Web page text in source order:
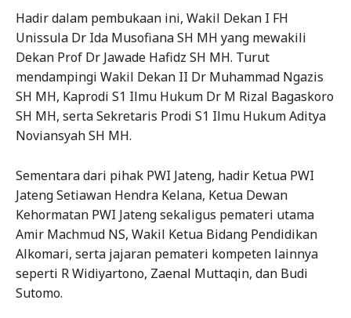
Hadir dalam pembukaan ini, Wakil Dekan I FH
Unissula Dr Ida Musofiana SH MH yang mewakili
Dekan Prof Dr Jawade Hafidz SH MH. Turut
mendampingi Wakil Dekan II Dr Muhammad Ngazis
SH MH, Kaprodi S1 Ilmu Hukum Dr M Rizal Bagaskoro
SH MH, serta Sekretaris Prodi S1 Ilmu Hukum Aditya
Noviansyah SH MH.
Sementara dari pihak PWI Jateng, hadir Ketua PWI
Jateng Setiawan Hendra Kelana, Ketua Dewan
Kehormatan PWI Jateng sekaligus pemateri utama
Amir Machmud NS, Wakil Ketua Bidang Pendidikan
Alkomari, serta jajaran pemateri kompeten lainnya
seperti R Widiyartono, Zaenal Muttaqin, dan Budi
Sutomo.